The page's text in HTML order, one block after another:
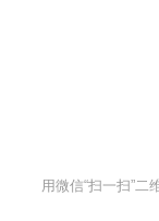
用微信“扫一扫”